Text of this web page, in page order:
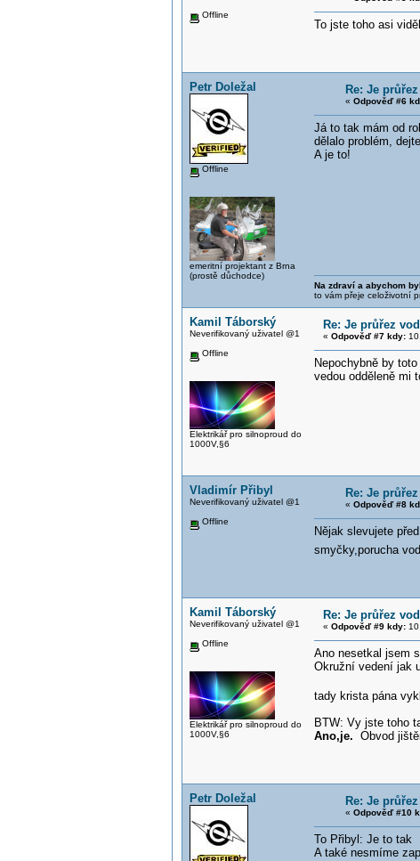
Offline
To jste toho asi
Petr Doležal
Offline
emeritní projektant z Brna
(prostě důchodce)
Re: Je
« Odpověď #6
Já to tak mám od
dělalo problém,
A je to!
Na zdraví a abychom
to vám přeje celoživotní
Kamil Táborský
Neverifikovaný uživatel @1
Offline
Elektrikář pro silnoproud do
1000V,§6
Re: Je průřez
« Odpověď #7 kdy:
Nepochybně by
vedou odděleně mi
Vladimír Přibyl
Neverifikovaný uživatel @1
Offline
Re: Je
« Odpověď #8
Nějak slevujete
smyčky,porucha
Kamil Táborský
Neverifikovaný uživatel @1
Offline
Elektrikář pro silnoproud do
1000V,§6
Re: Je průřez
« Odpověď #9 kdy:
Ano nesetkal jsem
Okružní vedení jak
tady krista pána
BTW: Vy jste toho
Ano,je. Obvod
Petr Doležal Re: Je
« Odpověď #10
To Přibyl: Je to tak
A také nesmíme